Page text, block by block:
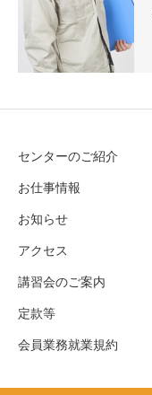
センターのご紹介
お仕事情報
お知らせ
アクセス
講習会のご案内
定款等
会員業務就業規約